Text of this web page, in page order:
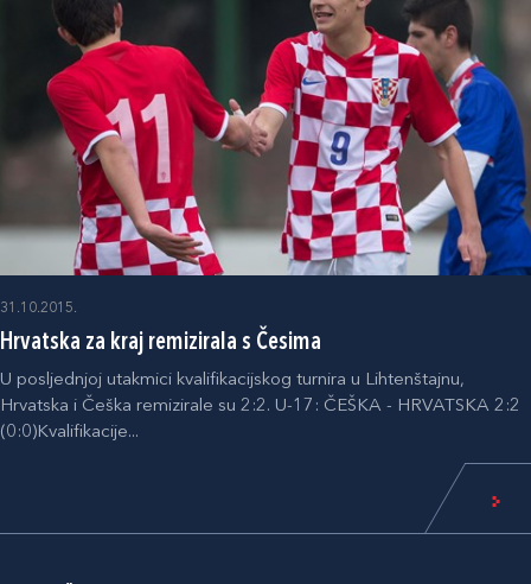
31.10.2015.
Hrvatska za kraj remizirala s Česima
U posljednjoj utakmici kvalifikacijskog turnira u Lihtenštajnu,
Hrvatska i Češka remizirale su 2:2. U-17: ČEŠKA - HRVATSKA 2:2
(0:0)Kvalifikacije...